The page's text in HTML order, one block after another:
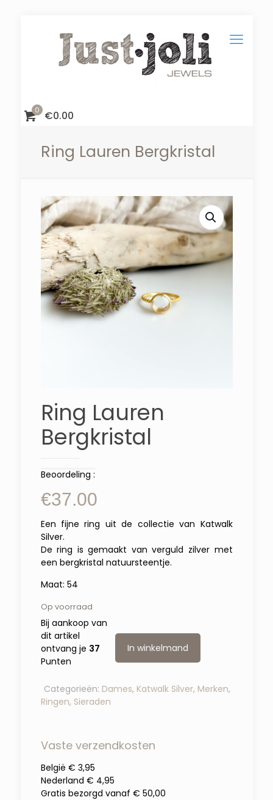
0 €0.00
Ring Lauren Bergkristal
Ring Lauren
Bergkristal
Beoordeling :
€37.00
Een fijne ring uit de collectie van Katwalk
Silver.
De ring is gemaakt van verguld zilver met
een bergkristal natuursteentje.
Maat: 54
Op voorraad
Bij aankoop van
dit artikel
ontvang je 37
Punten
In winkelmand
Categorieën: Dames, Katwalk Silver, Merken,
Ringen, Sieraden
Vaste verzendkosten
België € 3,95
Nederland € 4,95
Gratis bezorgd vanaf € 50,00